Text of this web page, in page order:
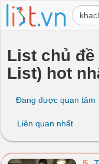
List chủ đề
List) hot
Đang được quan tâm
Liên quan nhất